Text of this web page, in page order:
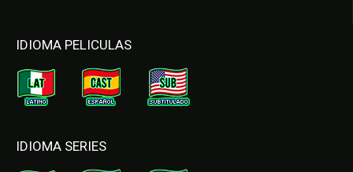
IDIOMA PELICULAS
IDIOMA SERIES